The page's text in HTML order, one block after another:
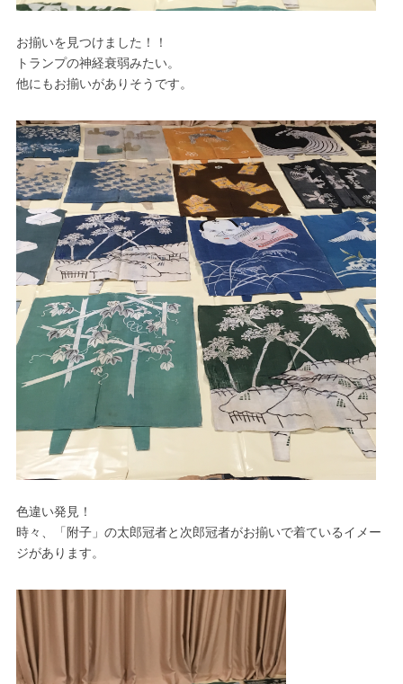
お揃いを見つけました！！
トランプの神経衰弱みたい。
他にもお揃いがありそうです。
色違い発見！
時々、「附子」の太郎冠者と次郎冠者がお揃いで着ているイメー
ジがあります。